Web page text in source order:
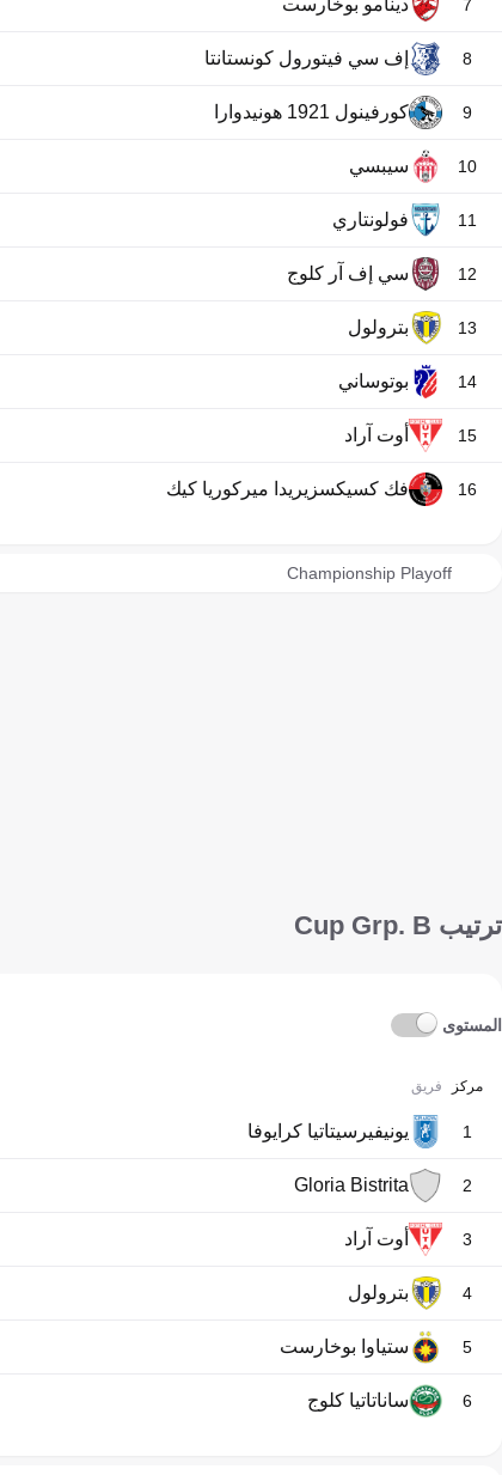
7 دينامو بوخارست
8 إف سي فيتورول كونستانتا
9 كورفينول 1921 هونيدوارا
10 سيبسي
11 فولونتاري
12 سي إف آر كلوج
13 بترولول
14 بوتوساني
15 أوت آراد
16 فك كسيكسزيريدا ميركوريا كيك
Championship Playoff
ترتيب Cup Grp. B
المستوى
مركز فريق
1 يونيفيرسيتاتيا كرايوفا
2
Gloria Bistrita
3 أوت آراد
4 بترولول
5 ستياوا بوخارست
6 ساناتاتيا كلوج